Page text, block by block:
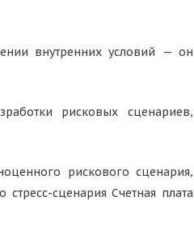
внутренних условий — он
рисковых сценариев,
рискового сценария,
сценария Счетная плата